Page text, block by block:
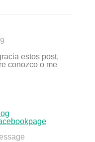
estos post,
conozco o me